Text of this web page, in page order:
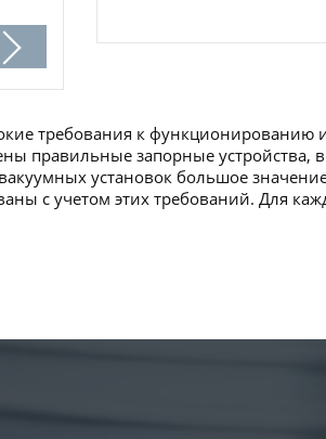
требования к
правильные запорные устройства,
установок большое
с учетом этих требований. Для